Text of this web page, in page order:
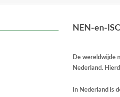
NEN-en-
De wereldwijde
Nederland.
In Nederland is